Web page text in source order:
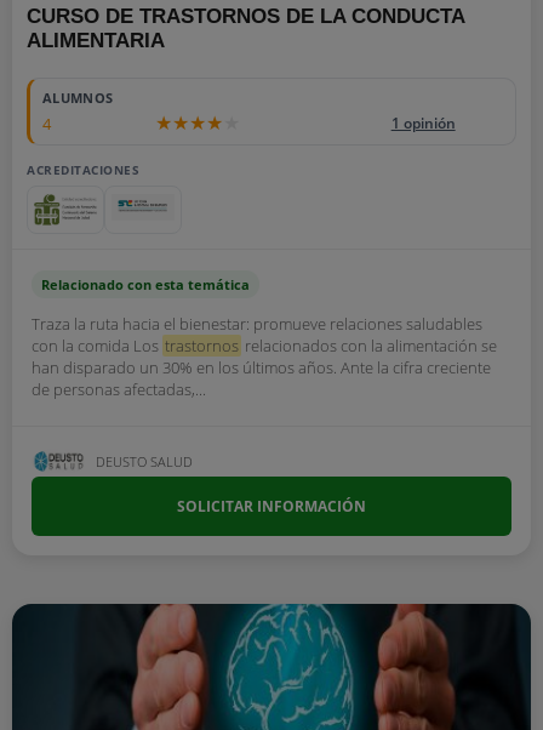
CURSO DE TRASTORNOS DE LA CONDUCTA
ALIMENTARIA
ALUMNOS
4 1 opinión
ACREDITACIONES
Relacionado con esta temática
Traza la ruta hacia el bienestar: promueve relaciones saludables
con la comida Los trastornos relacionados con la alimentación se
han disparado un 30% en los últimos años. Ante la cifra creciente
de personas afectadas,...
DEUSTO SALUD
SOLICITAR INFORMACIÓN